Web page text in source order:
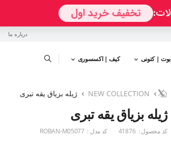
درباره ما
بوت | کتونی کیف | اکسسوری
NEW COLLECTION ژیله بزیاق یقه تبری
ژیله بزیاق یقه تبری
کد محصول : 41876 کد مدل : ROBAN-M05077